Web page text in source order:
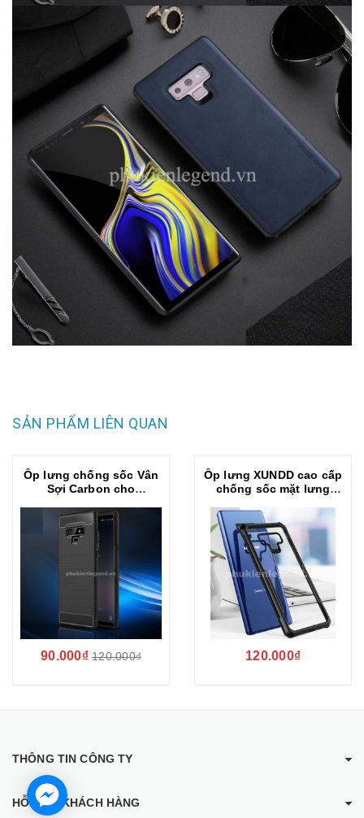
SẢN PHẨM LIÊN QUAN
Ốp lưng chống sốc Vân
Sợi Carbon cho
90.000₫ 120.000₫
Ốp lưng XUNDD cao cấp
chống sốc mặt lưng
SamSung Galaxy Note 9
120.000₫
THÔNG TIN CÔNG TY
HỖ TRỢ KHÁCH HÀNG